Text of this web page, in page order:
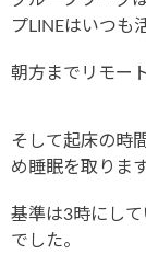
プLINEはいつも
朝方までリモー
そして起床の時
め睡眠を取ります
基準は3時にし
でした。